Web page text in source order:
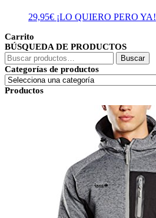
29,95€ ¡LO QUIERO PERO YA!
Carrito
BÚSQUEDA DE PRODUCTOS
Buscar
por:
Buscar
Categorías de productos
Productos